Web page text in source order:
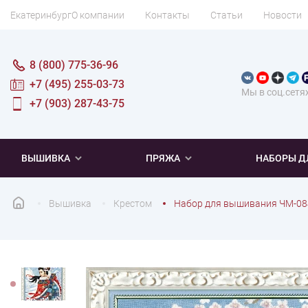
ЕкатеринбургО компании Контакты Статьи Новости
Мы в
8 (800) 775-36-96
+7 (495) 255-03-73
+7 (903) 287-43-75
ВЫШИВКА ПРЯЖА НАБОРЫ
Вышивка Крестом Набор для вышивания ЧМ-